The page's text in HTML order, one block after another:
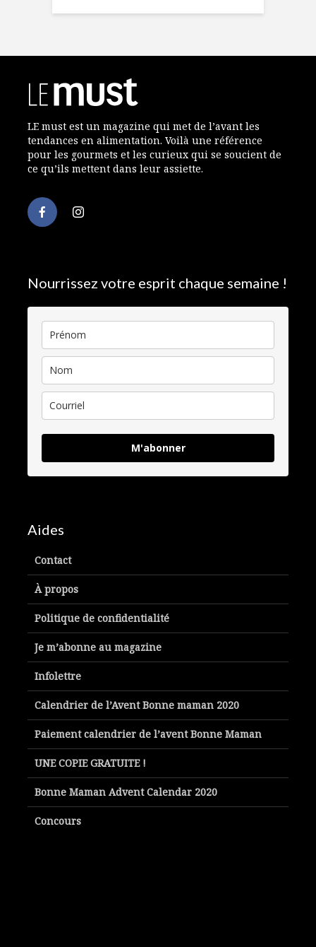
LE must est un magazine qui met de l’avant les
tendances en alimentation. Voilà une référence
pour les gourmets et les curieux qui se soucient de
ce qu’ils mettent dans leur assiette.
Nourrissez votre esprit chaque semaine !
M'abonner
Aides
Contact
À propos
Politique de confidentialité
Je m’abonne au magazine
Infolettre
Calendrier de l’Avent Bonne maman 2020
Paiement calendrier de l’avent Bonne Maman
UNE COPIE GRATUITE !
Bonne Maman Advent Calendar 2020
Concours